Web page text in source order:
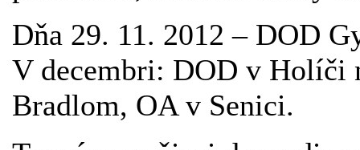
Dňa 29. 11. 2012 – DOD
V decembri: DOD v Holíči
Bradlom, OA v Senici.